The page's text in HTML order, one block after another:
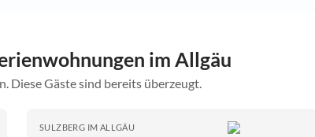
im Allgäu
Diese Gäste sind bereits überzeugt.
SULZBERG IM ALLGÄU